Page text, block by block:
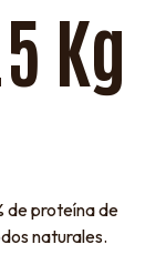
Kg
de proteína de
naturales.